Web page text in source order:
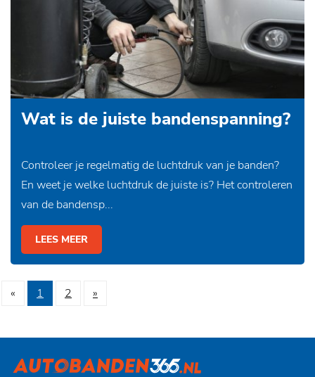
Wat is de juiste bandenspanning?
Controleer je regelmatig de luchtdruk van je banden?
En weet je welke luchtdruk de juiste is? Het controleren
van de bandensp...
LEES MEER
« 1 2 »